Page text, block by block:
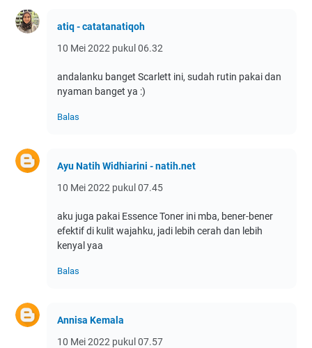
atiq - catatanatiqoh
10 Mei 2022 pukul 06.32
andalanku banget Scarlett ini, sudah rutin pakai dan
nyaman banget ya :)
Balas
Ayu Natih Widhiarini - natih.net
10 Mei 2022 pukul 07.45
aku juga pakai Essence Toner ini mba, bener-bener
efektif di kulit wajahku, jadi lebih cerah dan lebih
kenyal yaa
Balas
Annisa Kemala
10 Mei 2022 pukul 07.57